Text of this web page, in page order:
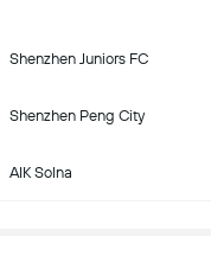
Shenzhen Juniors FC
Shenzhen Peng City
AIK Solna